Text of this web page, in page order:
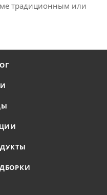
традиционным или